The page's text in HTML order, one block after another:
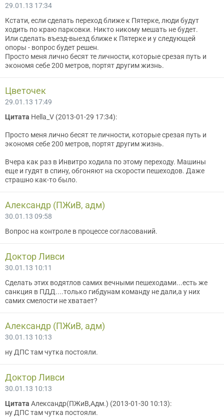
29.01.13 17:34
Кстати, если сделать переход ближе к Пятерке, люди будут
ходить по краю парковки. Никто никому мешать не будет.
Или сделать въезд-выезд ближе к Пятерке и у следующей
опоры - вопрос будет решен.
Просто меня лично бесят те личности, которые срезая путь и
экономя себе 200 метров, портят другим жизнь.
Цветочек
29.01.13 17:49
Цитата Hella_V (2013-01-29 17:34):
Просто меня лично бесят те личности, которые срезая путь и
экономя себе 200 метров, портят другим жизнь.
Вчера как раз в Инвитро ходила по этому переходу. Машины
еще и гудят в спину, обгоняют на скорости пешеходов. Даже
страшно как-то было.
Александр (ПЖиВ, адм)
30.01.13 09:58
Вопрос на контроле в процессе согласований.
Доктор Ливси
30.01.13 10:11
Сделать этих водятлов самих вечными пешеходами...есть же
санкция в ПДД....только гибдунам команду не дали,а у них
самих смелости не хватает?
Александр (ПЖиВ, адм)
30.01.13 10:13
ну ДПС там чутка постояли.
Доктор Ливси
30.01.13 10:13
Цитата Александр(ПЖиВ,Адм.) (2013-01-30 10:13):
ну ДПС там чутка постояли.